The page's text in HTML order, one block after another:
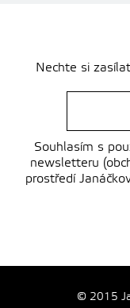
Nechte si
Souhlasím s
newsletteru
prostředí
© 2015